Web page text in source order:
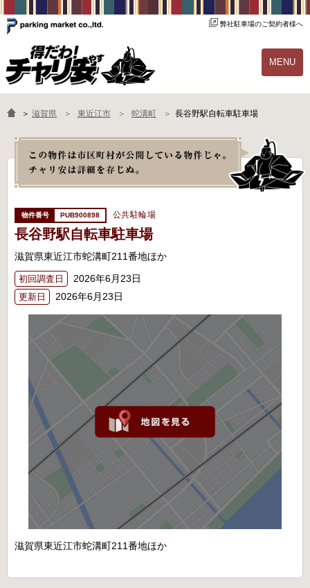
弊社駐車場のご契約者様へ
MENU
物件一覧 ご契約の流れ
よくあるご質問 駐輪場オーナー様へ
＞ 滋賀県 東近江市 蛇溝町 長谷野駅自転車駐車場
PUB900898 公共駐輪場
長谷野駅自転車駐車場
滋賀県東近江市蛇溝町211番地ほか
初回調査日 2026年6月23日
更新日 2026年6月23日
滋賀県東近江市蛇溝町211番地ほか